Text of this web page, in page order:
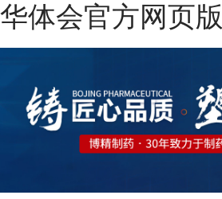
华体会官方网页版
网站华体会官方网页版
施工案例